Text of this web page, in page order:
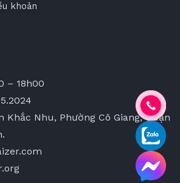
khoản
– 18h00
Khắc Nhu, Phường Cô Giang, Quận